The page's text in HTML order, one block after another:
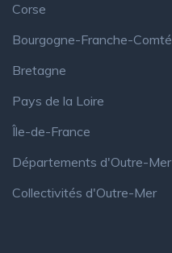
Corse
Bourgogne-Franche-Comté
Bretagne
Pays de la Loire
Île-de-France
Départements d'Outre-Mer
Collectivités d'Outre-Mer